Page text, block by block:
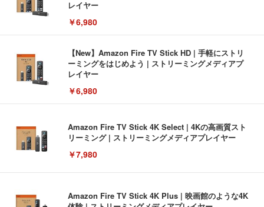
レイヤー
￥6,980
【New】Amazon Fire TV Stick HD | 手軽にストリ
ーミングをはじめよう | ストリーミングメディアプ
レイヤー
￥6,980
Amazon Fire TV Stick 4K Select | 4Kの高画質スト
リーミング | ストリーミングメディアプレイヤー
￥7,980
Amazon Fire TV Stick 4K Plus | 映画館のような4K